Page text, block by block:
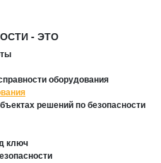
- ЭТО
оборудования
решений по безопасности
ключ